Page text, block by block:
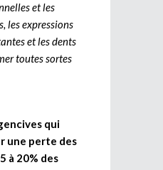
et les
les expressions
et les dents
toutes sortes
qui
une perte des
à 20% des